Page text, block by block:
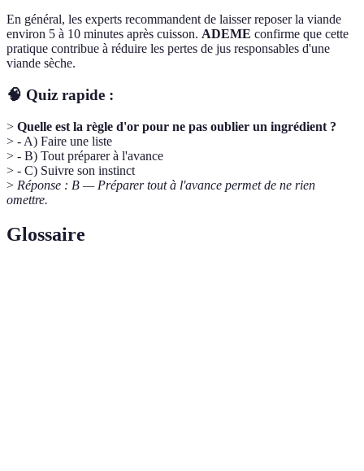
En général, les experts recommandent de laisser reposer la viande
environ 5 à 10 minutes après cuisson. ADEME confirme que cette
pratique contribue à réduire les pertes de jus responsables d'une
viande sèche.
🧠 Quiz rapide :
> Quelle est la règle d'or pour ne pas oublier un ingrédient ?
> - A) Faire une liste
> - B) Tout préparer à l'avance
> - C) Suivre son instinct
> Réponse : B — Préparer tout à l'avance permet de ne rien
omettre.
Glossaire